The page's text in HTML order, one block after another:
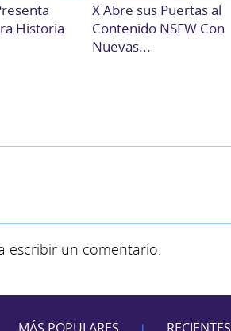
Historia
X Abre sus Puertas al
Contenido NSFW Con
Nuevas...
escribir un comentario.